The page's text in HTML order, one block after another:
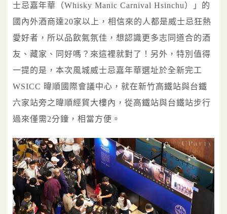
士忌嘉年華（Whisky Manic Carnival Hsinchu）」的
國內外酒商達20家以上，相信來的人都是威士忌狂熱
愛好者，所以品飲氣氛佳，想認識更多志同道合的酒
友、藏家、同好嗎？來這裡就對了！另外，特別值得
一提的是，本次風城威士忌嘉年華選址於全新完工
WSICC 暐順國際會議中心，就在新竹高鐵站與台鐵
六家站旁之暐順經貿大樓內，從高鐵站與台鐵站步行
過來僅需2分鐘，相當方便。